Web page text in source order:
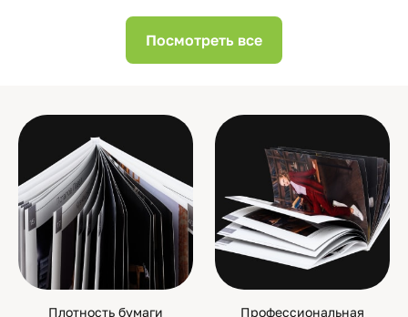
Посмотреть все
Плотность бумаги
Профессиональная